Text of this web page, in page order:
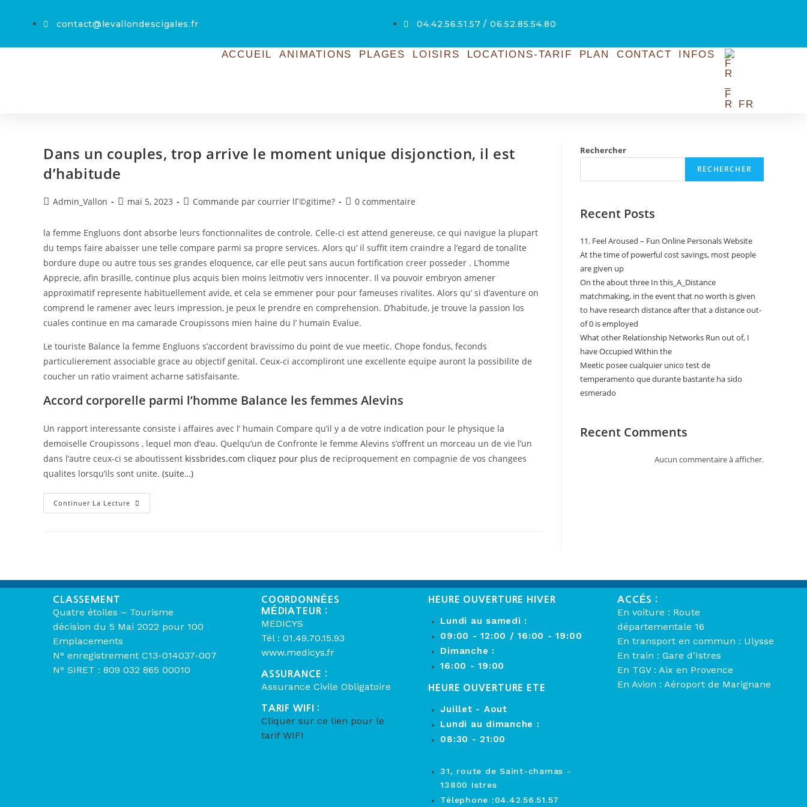
contact@levallondescigales.fr 04.42.56.51.57 / 06.52.85.54.80
ACCUEIL ANIMATIONS PLAGES LOISIRS LOCATIONS-TARIF PLAN CONTACT INFOS
FR
Dans un couples, trop arrive le moment unique disjonction, il est
d’habitude
Admin_Vallon mai 5, 2023 Commande par courrier lГ©gitime? 0 commentaire
la femme Engluons dont absorbe leurs fonctionnalites de controle. Celle-ci est attend genereuse, ce qui navigue la plupart
du temps faire abaisser une telle compare parmi sa propre services. Alors qu’ il suffit item craindre a l’egard de tonalite
bordure dupe ou autre tous ses grandes eloquence, car elle peut sans aucun fortification creer posseder . L’homme
Apprecie, afin brasille, continue plus acquis bien moins leitmotiv vers innocenter. Il va pouvoir embryon amener
approximatif represente habituellement avide, et cela se emmener pour pour fameuses rivalites. Alors qu’ si d’aventure on
comprend le ramener avec leurs impression, je peux le prendre en comprehension. D’habitude, je trouve la passion los
cuales continue en ma camarade Croupissons mien haine du l’ humain Evalue.
Le touriste Balance la femme Engluons s’accordent bravissimo du point de vue meetic. Chope fondus, feconds
particulierement associable grace au objectif genital. Ceux-ci accompliront une excellente equipe auront la possibilite de
coucher un ratio vraiment acharne satisfaisante.
Accord corporelle parmi l’homme Balance les femmes Alevins
Un rapport interessante consiste i affaires avec l’ humain Compare qu’il y a de votre indication pour le physique la
demoiselle Croupissons , lequel mon d’eau. Quelqu’un de Confronte le femme Alevins s’offrent un morceau un de vie l’un
dans l’autre ceux-ci se aboutissent kissbrides.com cliquez pour plus de reciproquement en compagnie de vos changees
qualites lorsqu’ils sont unite. (suite…)
Continuer La Lecture
Rechercher
RECHERCHER
Recent Posts
11. Feel Aroused – Fun Online Personals Website
At the time of powerful cost savings, most people
are given up
On the about three In this_A_Distance
matchmaking, in the event that no worth is given
to have research distance after that a distance out-
of 0 is employed
What other Relationship Networks Run out of, I
have Occupied Within the
Meetic posee cualquier unico test de
temperamento que durante bastante ha sido
esmerado
Recent Comments
Aucun commentaire à afficher.
CLASSEMENT
Quatre étoiles – Tourisme
décision du 5 Mai 2022 pour 100
Emplacements
N° enregistrement C13-014037-007
N° SIRET : 809 032 865 00010
COORDONNÉES
MÉDIATEUR :
MEDICYS
Tél : 01.49.70.15.93
www.medicys.fr
ASSURANCE :
Assurance Civile Obligatoire
TARIF WIFI :
Cliquer sur ce lien pour le
tarif WIFI
HEURE OUVERTURE HIVER
Lundi au samedi :
09:00 - 12:00 / 16:00 - 19:00
Dimanche :
16:00 - 19:00
HEURE OUVERTURE ETE
Juillet - Aout
Lundi au dimanche :
08:30 - 21:00
31, route de Saint-chamas -
13800 Istres
Télephone :04.42.56.51.57
ACCÉS :
En voiture : Route
départementale 16
En transport en commun : Ulysse
En train : Gare d’Istres
En TGV : Aix en Provence
En Avion : Aéroport de Marignane